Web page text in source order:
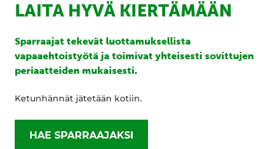
LAITA HYVÄ KIERTÄMÄÄN
Sparraajat tekevät luottamuksellista
vapaaehtoistyötä ja toimivat yhteisesti sovittujen
periaatteiden mukaisesti.
Ketunhännät jätetään kotiin.
HAE SPARRAAJAKSI